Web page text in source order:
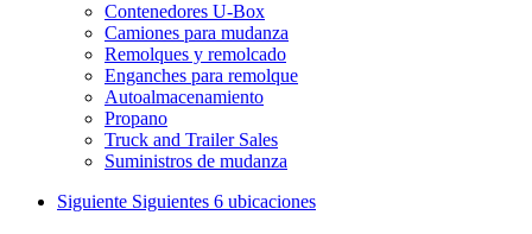
Contenedores U-Box
Camiones para mudanza
Remolques y remolcado
Enganches para remolque
Autoalmacenamiento
Propano
Truck and Trailer Sales
Suministros de mudanza
Siguiente Siguientes 6 ubicaciones